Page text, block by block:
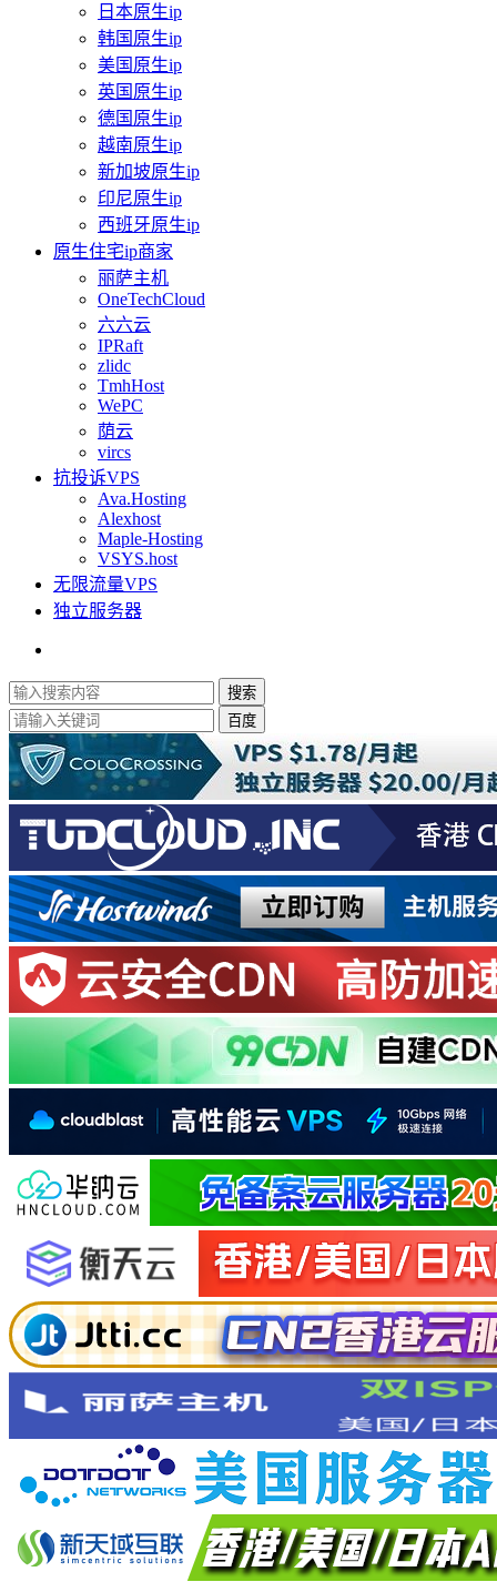
日本原生ip
韩国原生ip
美国原生ip
英国原生ip
德国原生ip
越南原生ip
新加坡原生ip
印尼原生ip
西班牙原生ip
原生住宅ip商家
丽萨主机
OneTechCloud
六六云
IPRaft
zlidc
TmhHost
WePC
荫云
vircs
抗投诉VPS
Ava.Hosting
Alexhost
Maple-Hosting
VSYS.host
无限流量VPS
独立服务器